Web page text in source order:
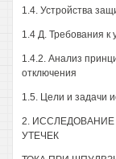
1.4. Устройства
1.4 Д. Требования к
1.4.2. Анализ
отключения
1.5. Цели и задачи
2.
УТЕЧЕК